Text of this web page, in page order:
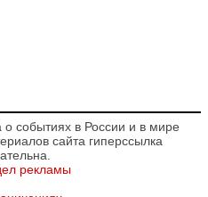
событиях в России и в мире
сайта гиперссылка
рекламы